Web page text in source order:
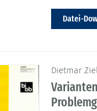
Datei-
Dietmar